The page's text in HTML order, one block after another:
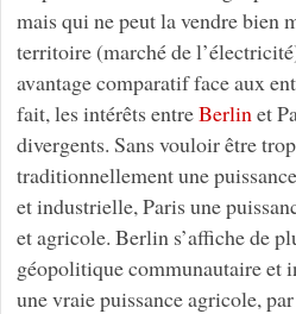
mais qui ne peut la vendre bien
territoire (marché de
avantage comparatif face aux
fait, les intérêts entreBerlinet
divergents. Sans vouloir être
traditionnellement une
et industrielle, Paris une
et agricole. Berlin s’affiche de
géopolitique communautaire et
une vraie puissance agricole,